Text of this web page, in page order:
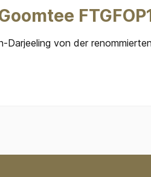
Darjeeling von der